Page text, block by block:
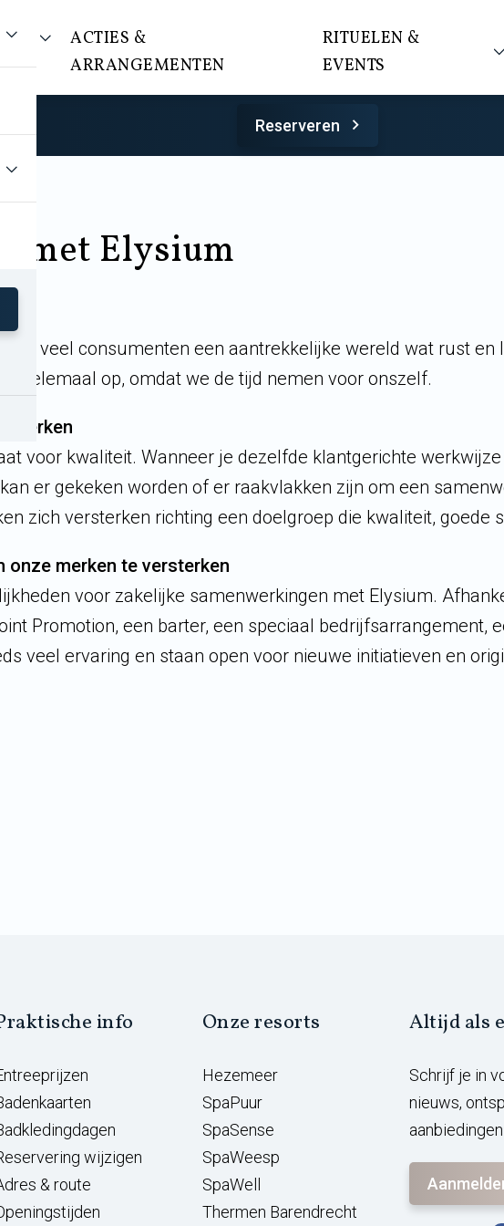
ACTIES &
ARRANGEMENTEN
RITUELEN &
EVENTS
Reserveren
met Elysium
voor veel consumenten een aantrekkelijke wereld wat rust
helemaal op, omdat we de tijd nemen voor onszelf.
voor kwaliteit. Wanneer je dezelfde klantgerichte
er gekeken worden of er raakvlakken zijn om een
zich versterken richting een doelgroep die kwaliteit, goede
onze merken te versterken
voor zakelijke samenwerkingen met Elysium.
Promotion, een barter, een speciaal bedrijfsarrangement,
veel ervaring en staan open voor nieuwe initiatieven en
info
wijzigen
& route
Onze resorts
Hezemeer
SpaPuur
SpaSense
SpaWeesp
SpaWell
Thermen Barendrecht
Altijd als
Schrijf je in
nieuws,